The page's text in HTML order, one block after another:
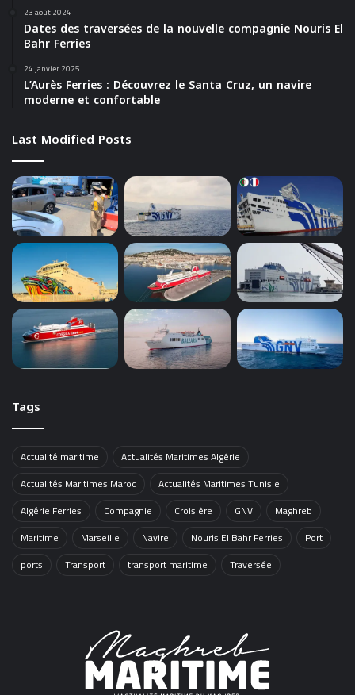
23 août 2024
Dates des traversées de la nouvelle compagnie Nouris El
Bahr Ferries
24 janvier 2025
L’Aurès Ferries : Découvrez le Santa Cruz, un navire
moderne et confortable
Last Modified Posts
Tags
Actualité maritime
Actualités Maritimes Algérie
Actualités Maritimes Maroc
Actualités Maritimes Tunisie
Algérie Ferries
Compagnie Croisière GNV
Maghreb
Maritime
Marseille Navire Nouris El Bahr Ferries
Port
ports
Transport transport maritime Traversée